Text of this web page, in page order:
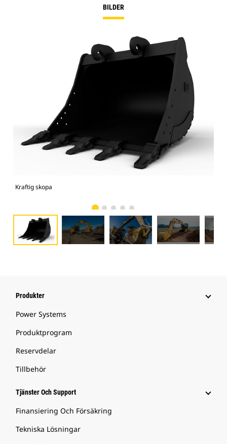
BILDER
Kraftig skopa
Produkter
Power Systems
Produktprogram
Reservdelar
Tillbehör
Tjänster Och Support
Finansiering Och Försäkring
Tekniska Lösningar